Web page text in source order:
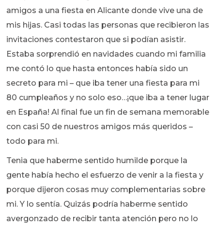
amigos a una fiesta en Alicante donde vive una de
mis hijas. Casi todas las personas que recibieron las
invitaciones contestaron que si podían asistir.
Estaba sorprendió en navidades cuando mi familia
me contó lo que hasta entonces había sido un
secreto para mi – que iba tener una fiesta para mi
80 cumpleaños y no solo eso…¡que iba a tener lugar
en España! Al final fue un fin de semana memorable
con casi 50 de nuestros amigos más queridos –
todo para mi.
Tenia que haberme sentido humilde porque la
gente había hecho el esfuerzo de venir a la fiesta y
porque dijeron cosas muy complementarias sobre
mi. Y lo sentía. Quizás podría haberme sentido
avergonzado de recibir tanta atención pero no lo